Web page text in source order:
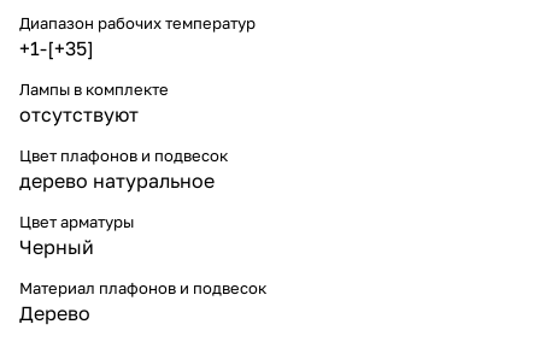
Диапазон рабочих температур
+1-[+35]
Лампы в комплекте
отсутствуют
Цвет плафонов и подвесок
дерево натуральное
Цвет арматуры
Черный
Материал плафонов и подвесок
Дерево